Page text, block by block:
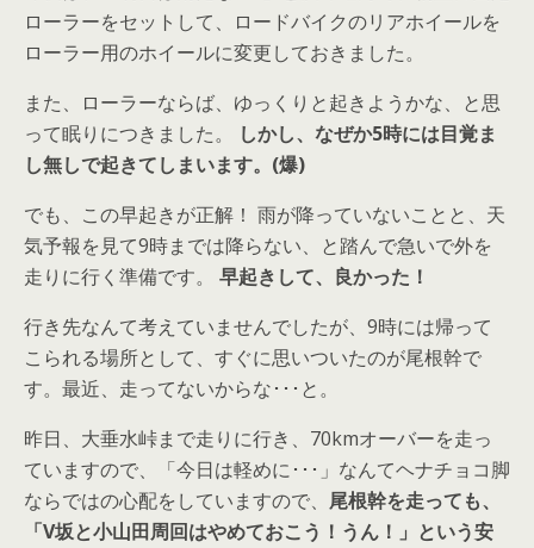
ローラーをセットして、ロードバイクのリアホイールを
ローラー用のホイールに変更しておきました。
また、ローラーならば、ゆっくりと起きようかな、と思
って眠りにつきました。
しかし、なぜか5時には目覚ま
し無しで起きてしまいます。(爆)
でも、この早起きが正解！ 雨が降っていないことと、天
気予報を見て9時までは降らない、と踏んで急いで外を
走りに行く準備です。 早起きして、良かった！
行き先なんて考えていませんでしたが、9時には帰って
こられる場所として、すぐに思いついたのが尾根幹で
す。最近、走ってないからな･･･と。
昨日、大垂水峠まで走りに行き、70kmオーバーを走っ
ていますので、「今日は軽めに･･･」なんてヘナチョコ脚
ならではの心配をしていますので、 尾根幹を走っても、
「V坂と小山田周回はやめておこう！うん！」という安